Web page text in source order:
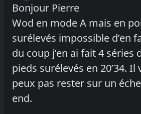
Bonjour Pierre
Wod en mode A mais en
surélevés impossible d’en
du coup j’en ai fait 4 séries
pieds surélevés en 20’34. Il
peux pas rester sur un
end.